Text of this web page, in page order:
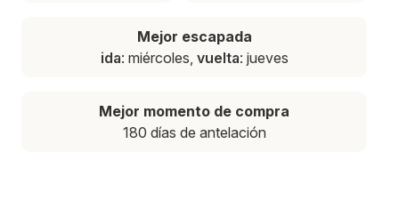
Mejor escapada
ida: miércoles, vuelta: jueves
Mejor momento de compra
180 días de antelación